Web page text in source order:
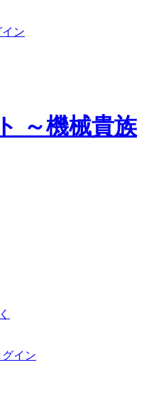
イン
～機械貴族
グイン